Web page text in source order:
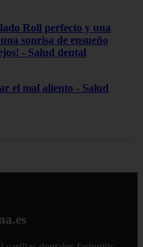
Roll perfecto y una
sonrisa de ensueño
- Salud dental
el mal aliento - Salud